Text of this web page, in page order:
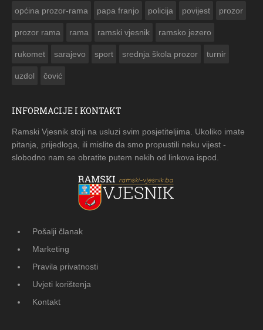
općina prozor-rama papa franjo policija povijest prozor
prozor rama rama ramski vjesnik ramsko jezero
rukomet sarajevo sport srednja škola prozor turnir
uzdol čović
INFORMACIJE I KONTAKT
Ramski Vjesnik stoji na usluzi svim posjetiteljima. Ukoliko imate
pitanja, prijedloga, ili mislite da smo propustili neku vijest -
slobodno nam se obratite putem nekih od linkova ispod.
Pošalji članak
Marketing
Pravila privatnosti
Uvjeti korištenja
Kontakt